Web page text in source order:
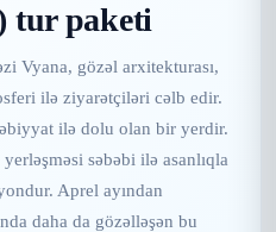
tur paketi
Vyana, gözəl arxitekturası,
ilə ziyarətçiləri cəlb edir.
ilə dolu olan bir yerdir.
səbəbi ilə asanlıqla
Aprel ayından
daha da gözəlləşən bu